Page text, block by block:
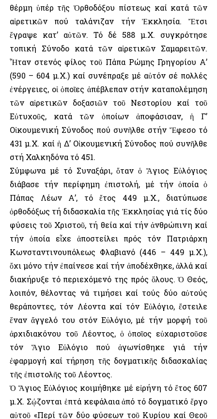
θέρμη ὑπέρ τῆς Ὀρθοδόξου πίστεως καί κατά τῶν
αἱρετικῶν πού ταλάνιζαν τήν Ἐκκλησία. Ἔτσι
ἔγραψε κατ’ αὐτῶν. Τό δέ 588 μ.Χ. συγκρότησε
τοπική Σύνοδο κατά τῶν αἱρετικῶν Σαμαρειτῶν.
Ἦταν στενός φίλος τοῦ Πάπα Ρώμης Γρηγορίου Α’
(590 – 604 μ.Χ.) καί συνέπραξε μέ αὐτόν σέ πολλές
ἐνέργειες, οἱ ὁποῖες ἀπέβλεπαν στήν καταπολέμηση
τῶν αἱρετικῶν δοξασιῶν τοῦ Νεστορίου καί τοῦ
Εὐτυχοῦς, κατά τῶν ὁποίων ἀποφάσισαν, ἡ Γ’
Οἰκουμενική Σύνοδος πού συνῆλθε στήν Ἔφεσο τό
431 μ.Χ. καί ἡ Δ’ Οἰκουμενική Σύνοδος πού συνῆλθε
στή Χαλκηδόνα τό 451.
Σύμφωνα μέ τό Συναξάρι, ὅταν ὁ Ἅγιος Εὐλόγιος
διάβασε τήν περίφημη ἐπιστολή, μέ τήν ὁποία ὁ
Πάπας Λέων Α’, τό ἔτος 449 μ.Χ., διατύπωσε
ὀρθοδόξως τή διδασκαλία τῆς Ἐκκλησίας γιά τίς δύο
φύσεις τοῦ Χριστοῦ, τή θεία καί τήν ἀνθρώπινη καί
τήν ὁποία εἶχε ἀποστείλει πρός τόν Πατριάρχη
Κωνσταντινουπόλεως Φλαβιανό (446 – 449 μ.Χ.),
ὄχι μόνο τήν ἐπαίνεσε καί τήν ἀποδέχθηκε, ἀλλά καί
διακήρυξε τό περιεχόμενό της πρός ὅλους. Ὁ Θεός,
λοιπόν, θέλοντας νά τιμήσει καί τούς δύο αὐτούς
θεράποντες, τόν Λέοντα καί τόν Εὐλόγιο, ἔστειλε
ἕναν ἄγγελό του στόν Εὐλόγιο, μέ τήν μορφή τοῦ
ἀρχιδιακόνου τοῦ Λέοντος, ὁ ὁποῖος εὐχαριστοῦσε
τόν Ἅγιο Εὐλόγιο πού ἀγωνίσθηκε γιά τήν
ἐφαρμογή καί τήρηση τῆς δογματικῆς διδασκαλίας
τῆς ἐπιστολῆς τοῦ Λέοντος.
Ὁ Ἅγιος Εὐλόγιος κοιμήθηκε μέ εἰρήνη τό ἔτος 607
μ.Χ. Σῴζονται ἑπτά κεφάλαια ἀπό τό δογματικό ἔργο
αὐτοῦ «Περί τῶν δύο φύσεων τοῦ Κυρίου καί Θεοῦ